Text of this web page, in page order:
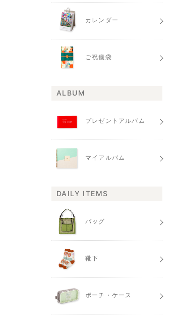
カレンダー
ご祝儀袋
ALBUM
プレゼントアルバム
マイアルバム
DAILY ITEMS
バッグ
靴下
ポーチ・ケース